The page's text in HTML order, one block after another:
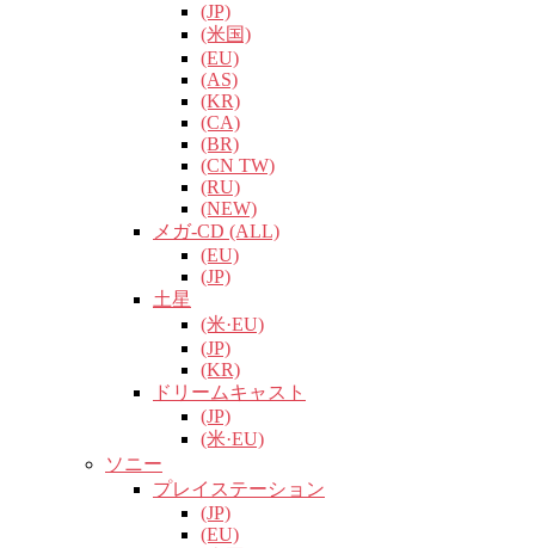
(JP)
(米国)
(EU)
(AS)
(KR)
(CA)
(BR)
(CN TW)
(RU)
(NEW)
メガ-CD (ALL)
(EU)
(JP)
土星
(米·EU)
(JP)
(KR)
ドリームキャスト
(JP)
(米·EU)
ソニー
プレイステーション
(JP)
(EU)